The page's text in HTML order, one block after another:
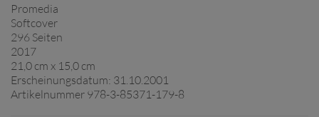
Promedia
Softcover
296 Seiten
2017
21,0 cm x 15,0 cm
Erscheinungsdatum: 31.10.2001
Artikelnummer 978-3-85371-179-8